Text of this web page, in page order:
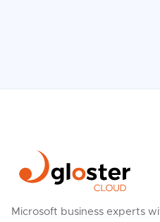
Microsoft business experts